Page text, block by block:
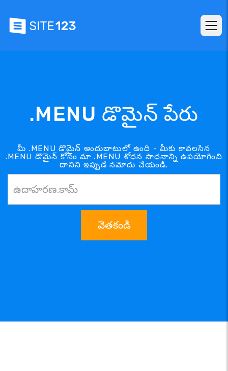
.MENU డొమైన్ పేరు
మీ .MENU డొమైన్ అందుబాటులో ఉంది - మీకు కావలసిన
.MENU డొమైన్ కోసం మా .MENU శోధన సాధనాన్ని ఉపయోగించి
దానిని ఇప్పుడే నమోదు చేయండి.
వెతకండి